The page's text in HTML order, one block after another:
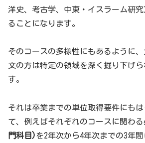
洋史、考古学、中東・イスラーム研
ることになります。
そのコースの多様性にもあるように
文の方は特定の領域を深く掘り下げ
す。
それは卒業までの単位取得要件にも
て、例えばそれぞれのコースに関わる
門科目)を2年次から4年次までの3年